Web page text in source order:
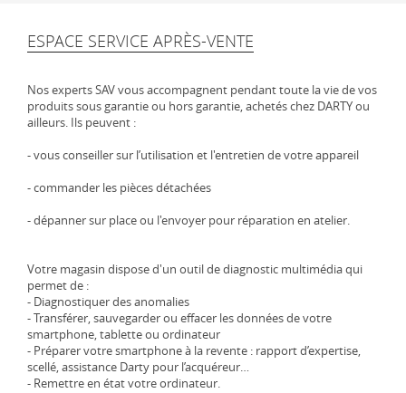
ESPACE SERVICE APRÈS-VENTE
Nos experts SAV vous accompagnent pendant toute la vie de vos
produits sous garantie ou hors garantie, achetés chez DARTY ou
ailleurs. Ils peuvent :
- vous conseiller sur l’utilisation et l'entretien de votre appareil
- commander les pièces détachées
- dépanner sur place ou l'envoyer pour réparation en atelier.
Votre magasin dispose d'un outil de diagnostic multimédia qui
permet de :
- Diagnostiquer des anomalies
- Transférer, sauvegarder ou effacer les données de votre
smartphone, tablette ou ordinateur
- Préparer votre smartphone à la revente : rapport d’expertise,
scellé, assistance Darty pour l’acquéreur…
- Remettre en état votre ordinateur.